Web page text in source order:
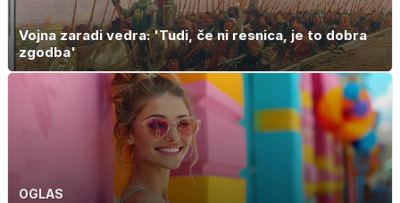
Vojna zaradi vedra: 'Tudi, če ni resnica, je to dobra
zgodba'
OGLAS